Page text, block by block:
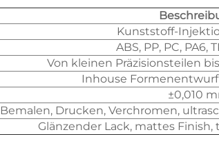
Kunststoff-
ABS, PP, PC, PA6,
Von kleinen Präzisionsteilen
Inhouse
±0,010
Bemalen, Drucken, Verchromen,
Glänzender Lack, mattes